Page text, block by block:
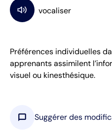
Préférences individuelles
apprenants assimilent
visuel ou kinesthésique.
chat_bubble Suggérer des